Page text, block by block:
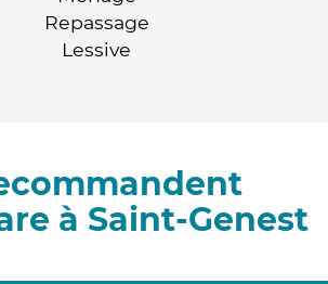
Repassage
Lessive
à Saint-Genest